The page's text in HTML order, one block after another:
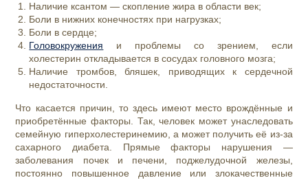
Наличие ксантом — скопление жира в области век;
Боли в нижних конечностях при нагрузках;
Боли в сердце;
Головокружения и проблемы со зрением, если
холестерин откладывается в сосудах головного мозга;
Наличие тромбов, бляшек, приводящих к сердечной
недостаточности.
Что касается причин, то здесь имеют место врождённые и
приобретённые факторы. Так, человек может унаследовать
семейную гиперхолестеринемию, а может получить её из-за
сахарного диабета. Прямые факторы нарушения —
заболевания почек и печени, поджелудочной железы,
постоянно повышенное давление или злокачественные